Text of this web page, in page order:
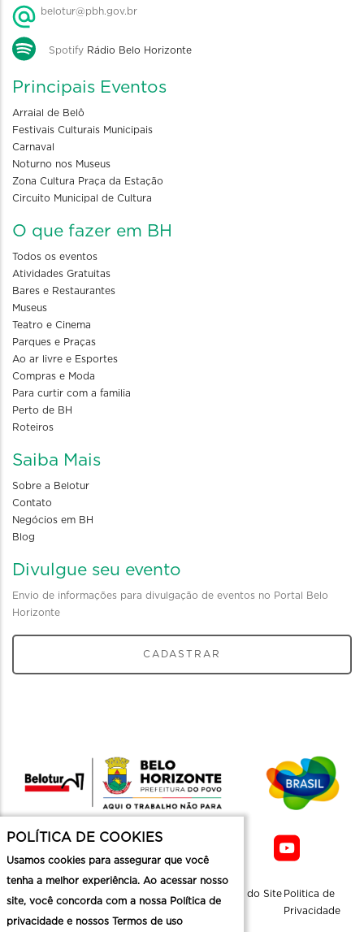
belotur@pbh.gov.br
Spotify Rádio Belo Horizonte
Principais Eventos
Arraial de Belô
Festivais Culturais Municipais
Carnaval
Noturno nos Museus
Zona Cultura Praça da Estação
Circuito Municipal de Cultura
O que fazer em BH
Todos os eventos
Atividades Gratuitas
Bares e Restaurantes
Museus
Teatro e Cinema
Parques e Praças
Ao ar livre e Esportes
Compras e Moda
Para curtir com a familia
Perto de BH
Roteiros
Saiba Mais
Sobre a Belotur
Contato
Negócios em BH
Blog
Divulgue seu evento
Envio de informações para divulgação de eventos no Portal Belo
Horizonte
CADASTRAR
Mapa do Site Politica de
Privacidade
POLÍTICA DE COOKIES
Usamos cookies para assegurar que você
tenha a melhor experiência. Ao acessar nosso
site, você concorda com a nossa Política de
privacidade e nossos Termos de uso